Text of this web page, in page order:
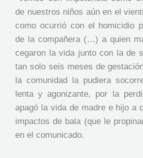
de nuestros niños aún en el
como ocurrió con el homicidio
de la compañera (…) a quien
cegaron la vida junto con la de
tan solo seis meses de
la comunidad la pudiera
lenta y agonizante, por la
apagó la vida de madre e hijo a
impactos de bala (que le
en el comunicado.